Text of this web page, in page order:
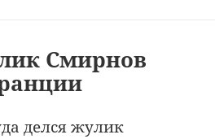
Смирнов
делся жулик